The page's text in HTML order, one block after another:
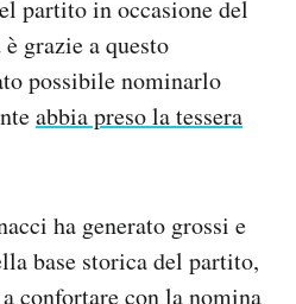
partito in occasione del
è grazie a questo
possibile nominarlo
abbia preso la tessera
ha generato grossi e
base storica del partito,
confortare con la nomina